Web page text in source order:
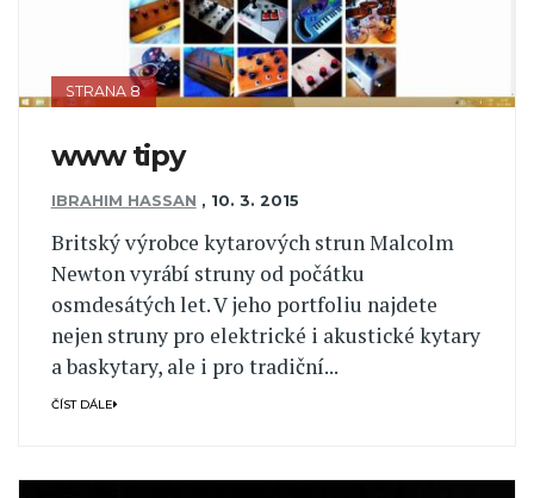
STRANA 8
www tipy
IBRAHIM HASSAN , 10. 3. 2015
Britský výrobce kytarových strun Malcolm
Newton vyrábí struny od počátku
osmdesátých let. V jeho portfoliu najdete
nejen struny pro elektrické i akustické kytary
a baskytary, ale i pro tradiční...
ČÍST DÁLE